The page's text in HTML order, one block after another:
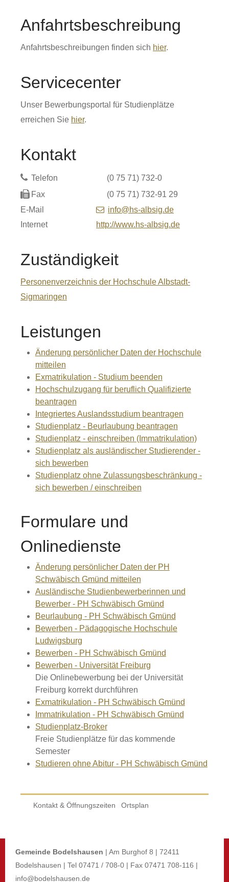
Anfahrtsbeschreibung
Anfahrtsbeschreibungen finden sich hier.
Servicecenter
Unser Bewerbungsportal für Studienplätze
erreichen Sie hier.
Kontakt
Telefon (0 75 71) 732-0
Fax
(0 75 71) 732-91 29
E-Mail
info@hs-albsig.de
Internet
http://www.hs-albsig.de
Zuständigkeit
Personenverzeichnis der Hochschule Albstadt-
Sigmaringen
Leistungen
Änderung persönlicher Daten der Hochschule
mitteilen
Exmatrikulation - Studium beenden
Hochschulzugang für beruflich Qualifizierte
beantragen
Integriertes Auslandsstudium beantragen
Studienplatz - Beurlaubung beantragen
Studienplatz - einschreiben (Immatrikulation)
Studienplatz als ausländischer Studierender -
sich bewerben
Studienplatz ohne Zulassungsbeschränkung -
sich bewerben / einschreiben
Formulare und
Onlinedienste
Änderung persönlicher Daten der PH
Schwäbisch Gmünd mitteilen
Ausländische Studienbewerberinnen und
Bewerber - PH Schwäbisch Gmünd
Beurlaubung - PH Schwäbisch Gmünd
Bewerben - Pädagogische Hochschule
Ludwigsburg
Bewerben - PH Schwäbisch Gmünd
Bewerben - Universität Freiburg
Die Onlinebewerbung bei der Universität
Freiburg korrekt durchführen
Exmatrikulation - PH Schwäbisch Gmünd
Immatrikulation - PH Schwäbisch Gmünd
Studienplatz-Broker
Freie Studienplätze für das kommende
Semester
Studieren ohne Abitur - PH Schwäbisch Gmünd
Kontakt & Öffnungszeiten Ortsplan
Gemeinde Bodelshausen | Am Burghof 8 | 72411
Bodelshausen | Tel 07471 / 708-0 | Fax 07471 708-116 |
info@bodelshausen.de